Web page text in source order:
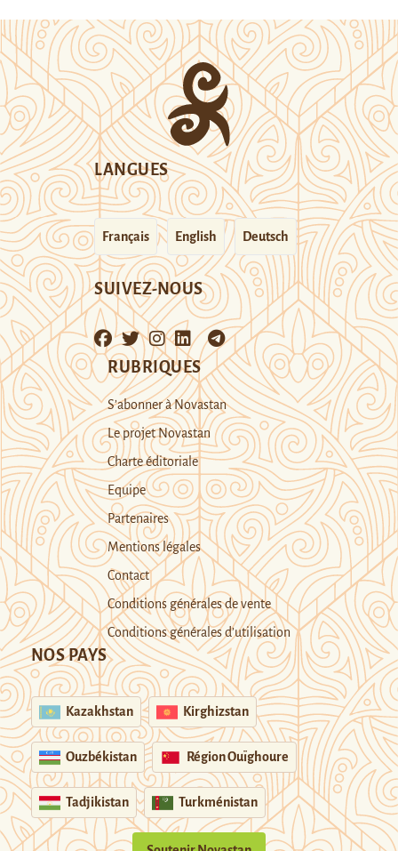
LANGUES
Français English Deutsch
SUIVEZ-NOUS
RUBRIQUES
S’abonner à Novastan
Le projet Novastan
Charte éditoriale
Equipe
Partenaires
Mentions légales
Contact
Conditions générales de vente
Conditions générales d’utilisation
NOS PAYS
Kazakhstan Kirghizstan
Ouzbékistan Région Ouïghoure
Tadjikistan Turkménistan